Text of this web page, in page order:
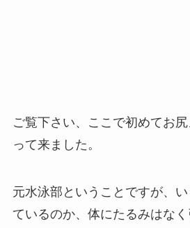
ご覧下さい、ここで初めてお
って来ました。
元水泳部ということですが、
ているのか、体にたるみはな